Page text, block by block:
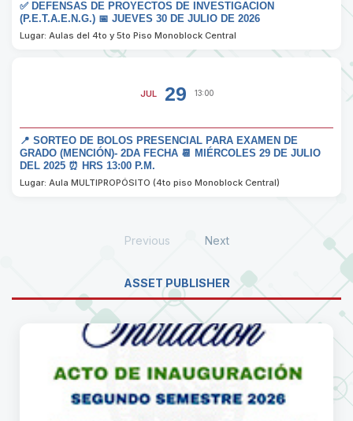
✅ DEFENSAS DE PROYECTOS DE INVESTIGACION
(P.E.T.A.E.N.G.) 📅 JUEVES 30 DE JULIO DE 2026
Lugar: Aulas del 4to y 5to Piso Monoblock Central
JUL 29 13:00
📍 SORTEO DE BOLOS PRESENCIAL PARA EXAMEN DE
GRADO (MENCIÓN)- 2DA FECHA 📆 MIÉRCOLES 29 DE JULIO
DEL 2025 ⏰ HRS 13:00 P.M.
Lugar: Aula MULTIPROPÓSITO (4to piso Monoblock Central)
Previous Next
ASSET PUBLISHER